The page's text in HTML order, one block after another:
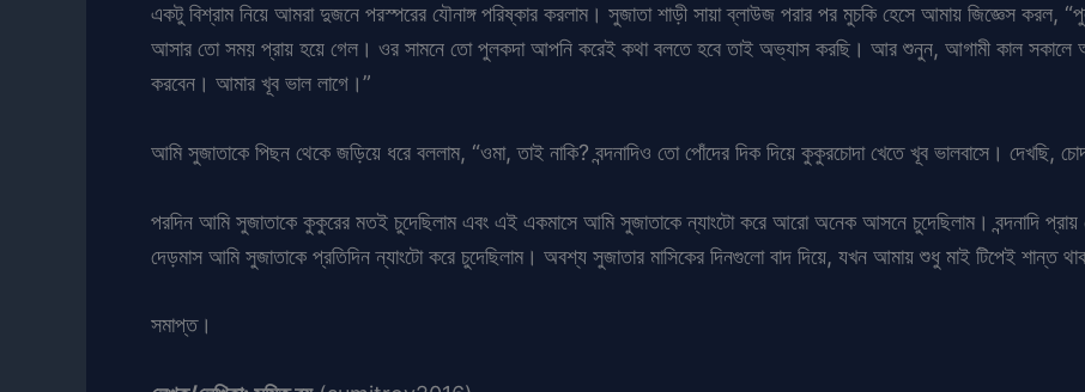
একটু বিশ্রাম নিয়ে আমরা দুজনে পরস্পরের যৌনাঙ্গ পরিষ্কার করলাম। সুজাতা শাড়ী সায়া ব্লাউজ পরার পর মুচকি হেসে আমায় জিজ্ঞেস
আসার তো সময় প্রায় হয়ে গেল। ওর সামনে তো পুলকদা আপনি করেই কথা বলতে হবে তাই অভ্যাস করছি। আর শুনুন, আগামী কাল সকালে
করবেন। আমার খূব ভাল লাগে।”
আমি সুজাতাকে পিছন থেকে জড়িয়ে ধরে বললাম, “ওমা, তাই নাকি? বন্দনাদিও তো পোঁদের দিক দিয়ে কুকুরচোদা খেতে খূব ভালবাসে। দেখছি,
পরদিন আমি সুজাতাকে কুকুরের মতই চুদেছিলাম এবং এই একমাসে আমি সুজাতাকে ন্যাংটো করে আরো অনেক আসনে চুদেছিলাম। বন্দনাদি প্রায়
দেড়মাস আমি সুজাতাকে প্রতিদিন ন্যাংটো করে চুদেছিলাম। অবশ্য সুজাতার মাসিকের দিনগুলো বাদ দিয়ে, যখন আমায় শুধু মাই টিপেই শান্ত
সমাপ্ত।